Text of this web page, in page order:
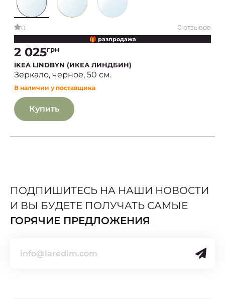
0 0 отзывов
🎁 разпродажа
2 025грн
IKEA LINDBYN (ИКЕА ЛИНДБИН)
Зеркало, черное, 50 см.
В наличии у поставщика
Купить
ПОДПИШИТЕСЬ НА НАШИ НОВОСТИ
И ВЫ БУДЕТЕ ПОЛУЧАТЬ САМЫЕ
ГОРЯЧИЕ ПРЕДЛОЖЕНИЯ